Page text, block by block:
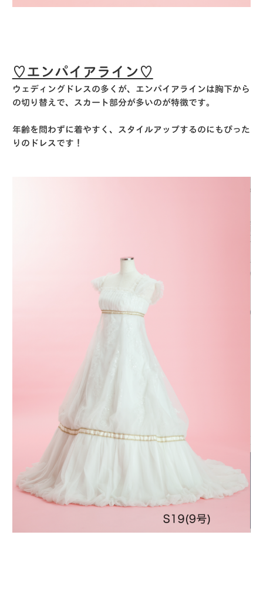
♡エンパイアライン♡
ウェディングドレスの多くが、エンパイアラインは胸下から
の切り替えで、スカート部分が多いのが特徴です。
年齢を問わずに着やすく、スタイルアップするのにもぴった
りのドレスです！